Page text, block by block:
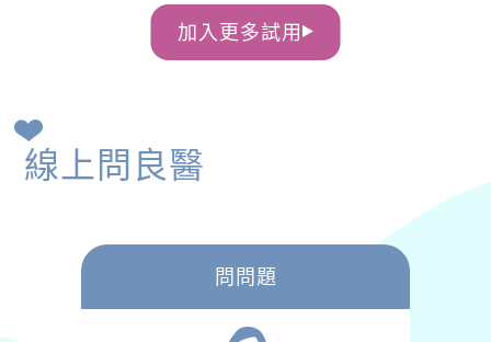
加入更多試用
線上問良醫
問問題